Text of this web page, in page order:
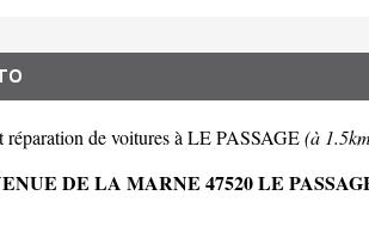
réparation de voitures à LE PASSAGE(à
DE LA MARNE 47520 LE